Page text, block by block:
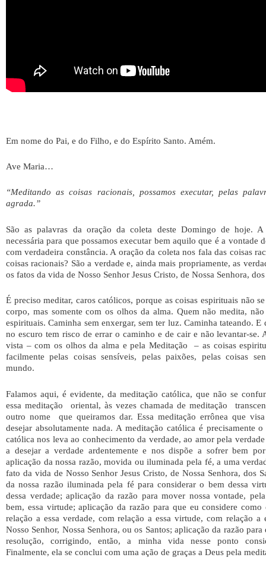
Em nome do Pai, e do Filho, e do Espírito Santo. Amém.
Ave Maria…
“Meditando as coisas racionais, possamos executar, pelas
agrada.”
São as palavras da oração da coleta deste Domingo de hoje.
necessária para que possamos executar bem aquilo que é a vontade
com verdadeira constância. A oração da coleta nos fala das coisas
coisas racionais? São a verdade e, ainda mais propriamente, as
os fatos da vida de Nosso Senhor Jesus Cristo, de Nossa Senhora,
É preciso meditar, caros católicos, porque as coisas espirituais não
corpo, mas somente com os olhos da alma. Quem não medita,
espirituais. Caminha sem enxergar, sem ter luz. Caminha tateando. E
no escuro tem risco de errar o caminho e de cair e não levantar-se.
vista – com os olhos da alma e pela Meditação – as coisas
facilmente pelas coisas sensíveis, pelas paixões, pelas coisas
mundo.
Falamos aqui, é evidente, da meditação católica, que não se
essa meditação oriental, às vezes chamada de meditação
outro nome que queiramos dar. Essa meditação errônea que
desejar absolutamente nada. A meditação católica é precisamente
católica nos leva ao conhecimento da verdade, ao amor pela
a desejar a verdade ardentemente e nos dispõe a sofrer bem
aplicação da nossa razão, movida ou iluminada pela fé, a uma
fato da vida de Nosso Senhor Jesus Cristo, de Nossa Senhora, dos
da nossa razão iluminada pela fé para considerar o bem dessa
dessa verdade; aplicação da razão para mover nossa vontade,
bem, essa virtude; aplicação da razão para que eu considere
relação a essa verdade, com relação a essa virtude, com relação a
Nosso Senhor, Nossa Senhora, ou os Santos; aplicação da razão
resolução, corrigindo, então, a minha vida nesse ponto
Finalmente, ela se conclui com uma ação de graças a Deus pela